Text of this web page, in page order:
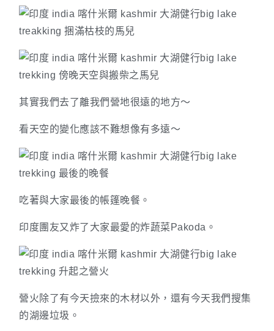
其實我們去了離我們營地很遠的地方～
看天空的變化應該不難想像有多遠～
吃著與大家最後的帳篷晚餐。
印度團友又炸了大家最愛的炸蔬菜Pakoda。
營火除了有今天撿來的木材以外，還有今天我們搜集
的湖邊垃圾。